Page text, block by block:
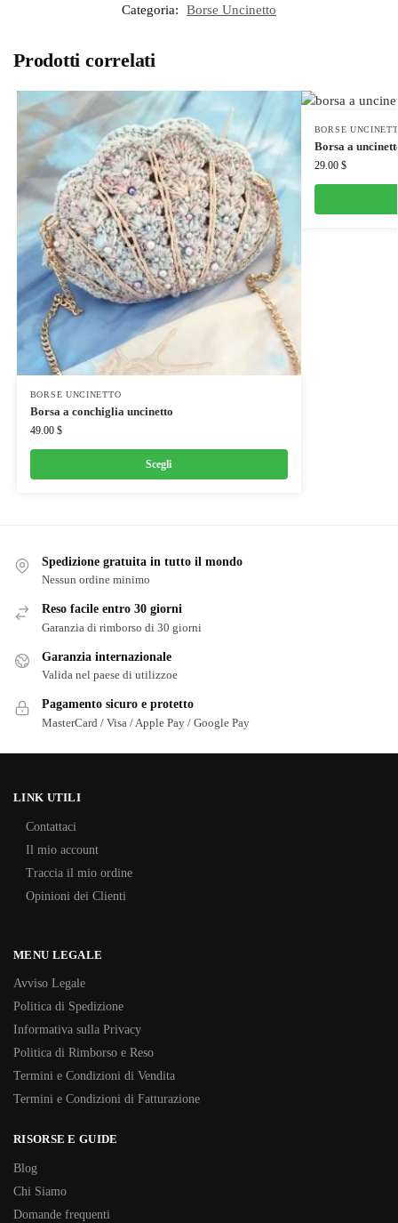
Categoria:
Borse Uncinetto
Prodotti correlati
BORSE UNCINETTO
Borsa a conchiglia uncinetto
49.00 $
Scegli
BORSE
Borsa a
29.00 $
Spedizione gratuita in tutto il mondo
Nessun ordine minimo
Reso facile entro 30 giorni
Garanzia di rimborso di 30 giorni
Garanzia internazionale
Valida nel paese di utilizzoe
Pagamento sicuro e protetto
MasterCard / Visa / Apple Pay / Google Pay
LINK UTILI
Contattaci
Il mio account
Traccia il mio ordine
Opinioni dei Clienti
MENU LEGALE
Avviso Legale
Politica di Spedizione
Informativa sulla Privacy
Politica di Rimborso e Reso
Termini e Condizioni di Vendita
Termini e Condizioni di Fatturazione
RISORSE E GUIDE
Blog
Chi Siamo
Domande frequenti